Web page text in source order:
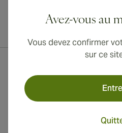
Avez-vous au
Vous devez confirmer
sur ce
Livraison internationale disponible